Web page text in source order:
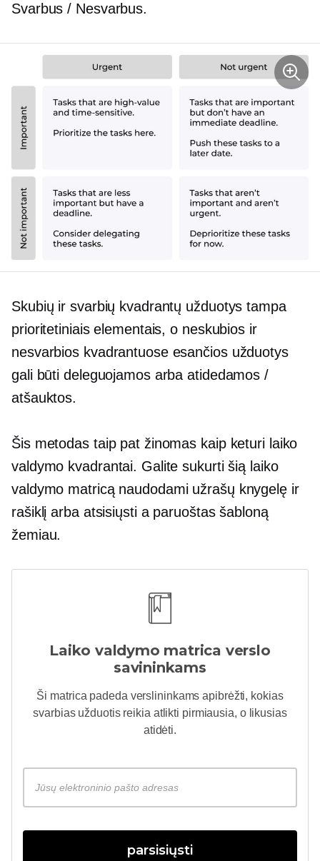
Svarbus / Nesvarbus.
Skubių ir svarbių kvadrantų užduotys tampa
prioritetiniais elementais, o neskubios ir
nesvarbios kvadrantuose esančios užduotys
gali būti deleguojamos arba atidedamos /
atšauktos.
Šis metodas taip pat žinomas kaip keturi laiko
valdymo kvadrantai. Galite sukurti šią laiko
valdymo matricą naudodami užrašų knygelę ir
rašiklį arba atsisiųsti a paruoštasšabloną
žemiau.
Laiko valdymo matrica verslo
savininkams
Ši matrica padeda verslininkams apibrėžti, kokias
svarbias užduotis reikia atlikti pirmiausia, o likusias
atidėti.
parsisiųsti